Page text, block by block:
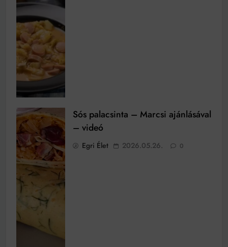
Sós palacsinta – Marcsi ajánlásával
– videó
Egri Élet 2026.05.26. 0